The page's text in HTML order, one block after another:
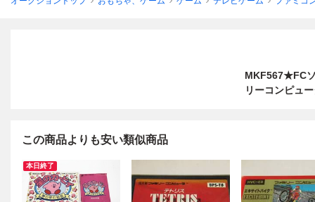
MKF567★FC
リーコンピュ
この商品よりも安い類似商品
本日終了